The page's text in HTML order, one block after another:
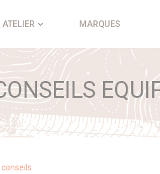
ATELIER MARQUES
conseils